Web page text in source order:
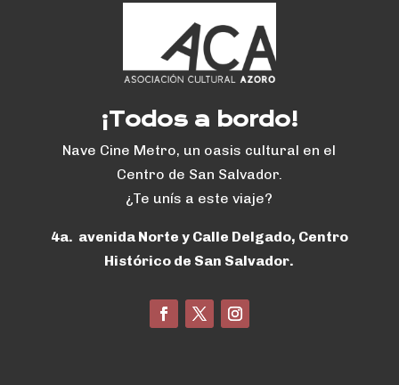
¡Todos a bordo!
Nave Cine Metro, un oasis cultural en el
Centro de San Salvador.
¿Te unís a este viaje?
4a. avenida Norte y Calle Delgado, Centro
Histórico de San Salvador.